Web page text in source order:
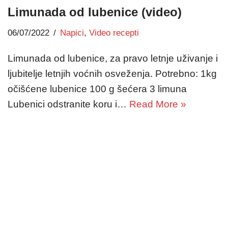
Limunada od lubenice (video)
06/07/2022 Napici, Video recepti
Limunada od lubenice, za pravo letnje uživanje i
ljubitelje letnjih voćnih osveženja. Potrebno: 1kg
očišćene lubenice 100 g šećera 3 limuna
Lubenici odstranite koru i… Read More »